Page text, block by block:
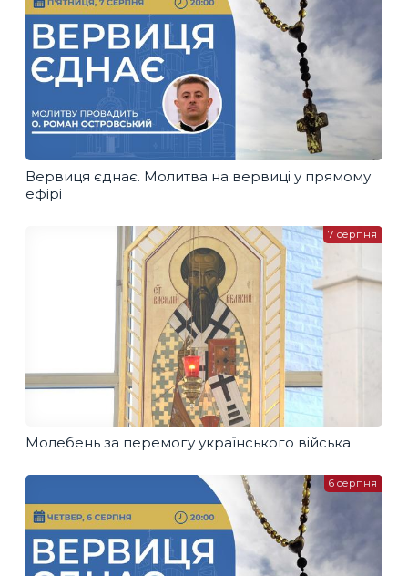
Вервиця єднає. Молитва на вервиці у прямому
ефірі
Молебень за перемогу українського війська
7 серпня
6 серпня